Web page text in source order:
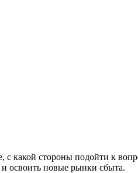
с какой стороны подойти к
и освоить новые рынки сбыта.